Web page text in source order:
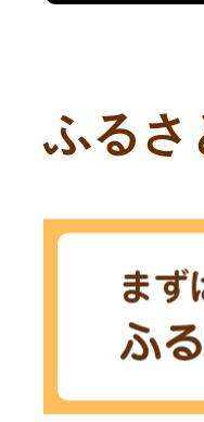
ふるさ